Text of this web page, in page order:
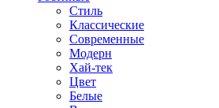
Стиль
Классические
Современные
Модерн
Хай-тек
Цвет
Белые